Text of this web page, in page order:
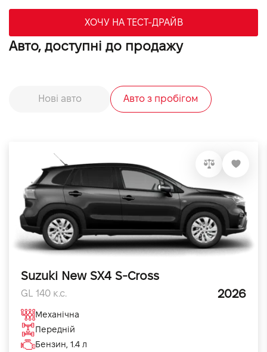
ХОЧУ НА ТЕСТ-ДРАЙВ
Авто, доступні до продажу
Нові авто Авто з пробігом
Suzuki New SX4 S-Cross
GL 140 к.с. 2026
Механічна
Передній
Бензин, 1.4 л